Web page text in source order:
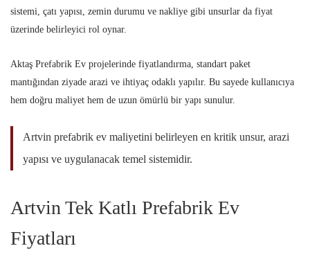
sistemi, çatı yapısı, zemin durumu ve nakliye gibi unsurlar da fiyat
üzerinde belirleyici rol oynar.
Aktaş Prefabrik Ev projelerinde fiyatlandırma, standart paket
mantığından ziyade arazi ve ihtiyaç odaklı yapılır. Bu sayede kullanıcıya
hem doğru maliyet hem de uzun ömürlü bir yapı sunulur.
Artvin prefabrik ev maliyetini belirleyen en kritik unsur, arazi
yapısı ve uygulanacak temel sistemidir.
Artvin Tek Katlı Prefabrik Ev
Fiyatları